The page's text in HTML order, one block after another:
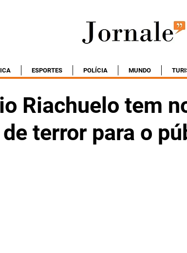
ESPORTES POLÍCIA MUNDO
Riachuelo tem
terror para o